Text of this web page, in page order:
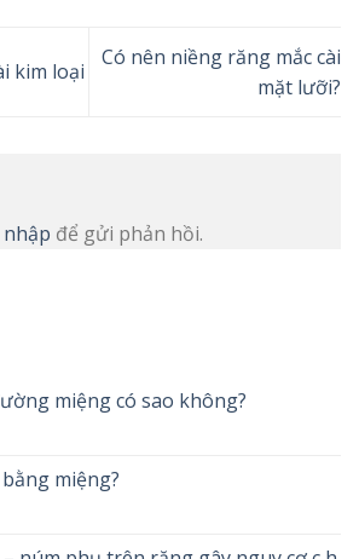
kim loại
Có nên niềng răng mắc cài
mặt lưỡi?
để gửi phản hồi.
miệng có sao không?
miệng?